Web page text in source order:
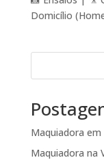
Domicílio
Maquiadora em
Maquiadora na